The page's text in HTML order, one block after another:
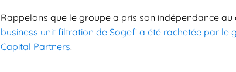
Rappelons que le groupe a pris son indépendance au
business unit filtration de Sogefi a été rachetée par le
Capital Partners.